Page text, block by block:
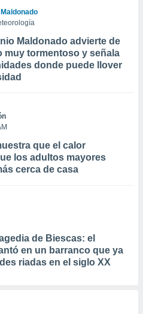
Maldonado advierte de
muy tormentoso y señala
donde puede llover
que el calor
los adultos mayores
cerca de casa
de Biescas: el
en un barranco que ya
riadas en el siglo XX